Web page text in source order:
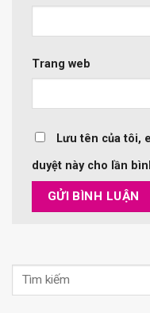
Trang web
Lưu tên của tôi,
duyệt này cho lần